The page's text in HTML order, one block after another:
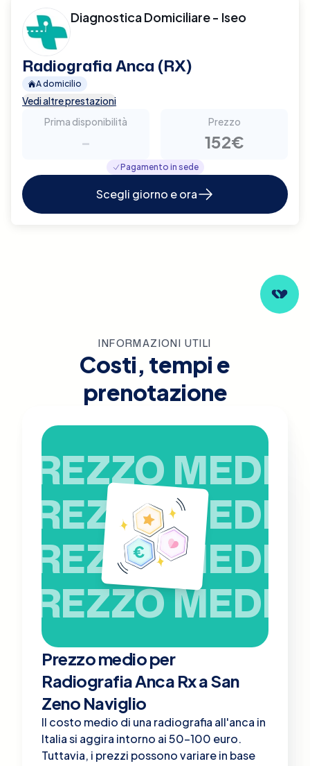
Diagnostica Domiciliare - Iseo
Radiografia Anca (RX)
A domicilio
Vedi altre prestazioni
Prima disponibilità
-
Prezzo
152€
Pagamento in sede
Scegli giorno e ora
INFORMAZIONI UTILI
Costi, tempi e
prenotazione
PREZZO MEDIO
PREZZO MEDIO
PREZZO MEDIO
PREZZO MEDIO
Prezzo medio per
Radiografia Anca Rx a San
Zeno Naviglio
Il costo medio di una radiografia all'anca in
Italia si aggira intorno ai 50-100 euro.
Tuttavia, i prezzi possono variare in base